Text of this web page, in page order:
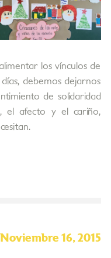
los vínculos de
debemos dejarnos
de solidaridad
el afecto y el cariño,
Noviembre 16, 2015